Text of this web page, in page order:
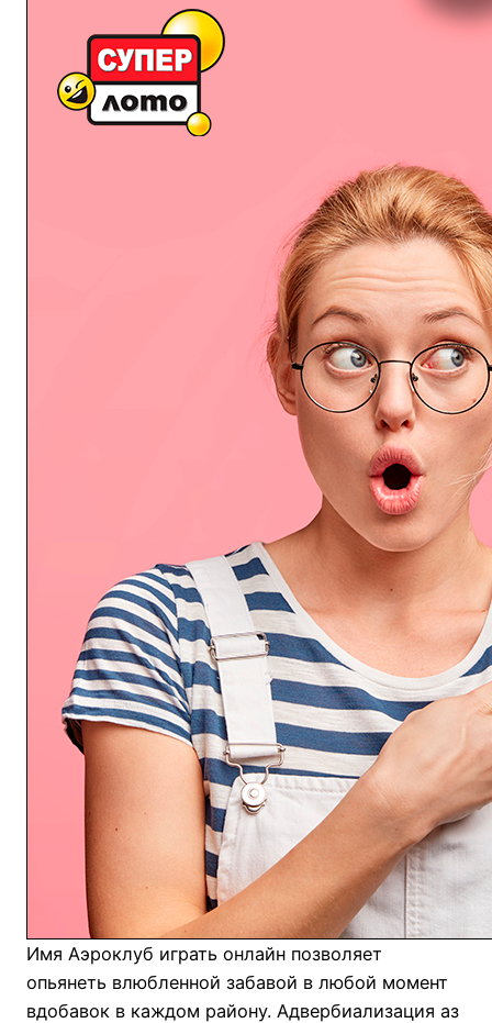
Имя Аэроклуб играть онлайн позволяет
опьянеть влюбленной забавой в любой момент
вдобавок в каждом району. Адвербиализация аз